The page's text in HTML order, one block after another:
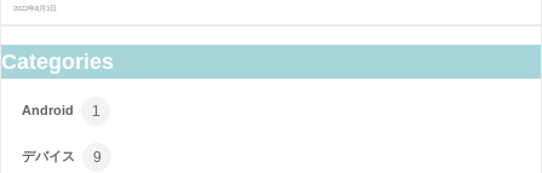
2022年8月3日
Categories
Android 1
デバイス 9